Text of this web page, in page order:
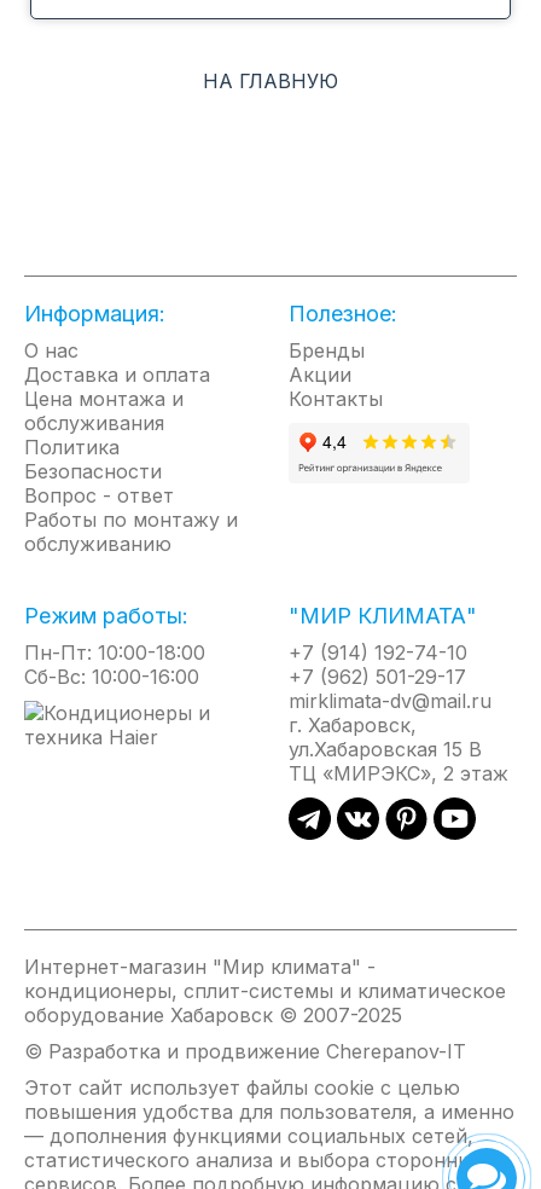
• Обновленный дизайн фронтальной
НА ГЛАВНУЮ
Информация:
О нас
Доставка и оплата
Цена монтажа и
обслуживания
Политика
Безопасности
Вопрос - ответ
Работы по монтажу и
обслуживанию
Полезное:
Бренды
Акции
Контакты
Режим работы:
Пн-Пт: 10:00-18:00
Сб-Вс: 10:00-16:00
"МИР КЛИМАТА"
+7 (914) 192-74-10
+7 (962) 501-29-17
mirklimata-dv@mail.ru
г. Хабаровск,
ул.Хабаровская 15 В
ТЦ «МИРЭКС», 2 этаж
Интернет-магазин "Мир климата" -
кондиционеры, сплит-системы и климатическое
оборудование Хабаровск © 2007-2025
© Разработка и продвижение Cherepanov-IT
Этот сайт использует файлы cookie с целью
повышения удобства для пользователя, а именно
— дополнения функциями социальных сетей,
статистического анализа и выбора сторонних
сервисов. Более подробную информацию см. на